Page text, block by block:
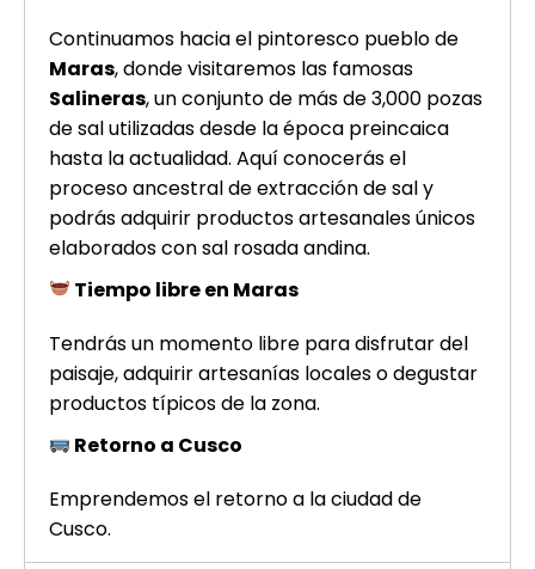
Continuamos hacia el pintoresco pueblo de
Maras, donde visitaremos las famosas
Salineras, un conjunto de más de 3,000 pozas
de sal utilizadas desde la época preincaica
hasta la actualidad. Aquí conocerás el
proceso ancestral de extracción de sal y
podrás adquirir productos artesanales únicos
elaborados con sal rosada andina.
Tiempo libre en Maras
Tendrás un momento libre para disfrutar del
paisaje, adquirir artesanías locales o degustar
productos típicos de la zona.
Retorno a Cusco
Emprendemos el retorno a la ciudad de
Cusco.